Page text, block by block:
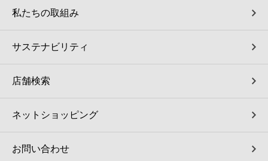
私たちの取組み
サステナビリティ
店舗検索
ネットショッピング
お問い合わせ